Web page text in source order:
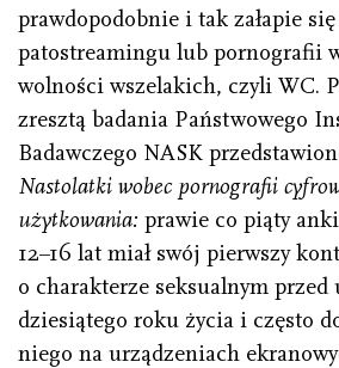
prawdopodobnie i tak załapie się
patostreamingu lub pornografii
wolności wszelakich, czyli WC.
zresztą badania Państwowego
Badawczego NASK
Nastolatki wobec pornografii
użytkowania: prawie co piąty
12–16 lat miał swój pierwszy
o charakterze seksualnym
dziesiątego roku życia i często
niego na urządzeniach